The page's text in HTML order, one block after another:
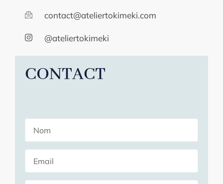
contact@ateliertokimeki.com
@ateliertokimeki
CONTACT